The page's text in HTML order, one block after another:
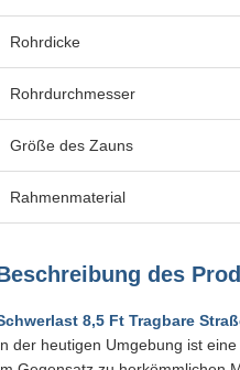
Rohrdicke
Rohrdurchmesser
Größe des Zauns
Rahmenmaterial
des
8,5 Ft Tragbare
der heutigen Umgebung ist